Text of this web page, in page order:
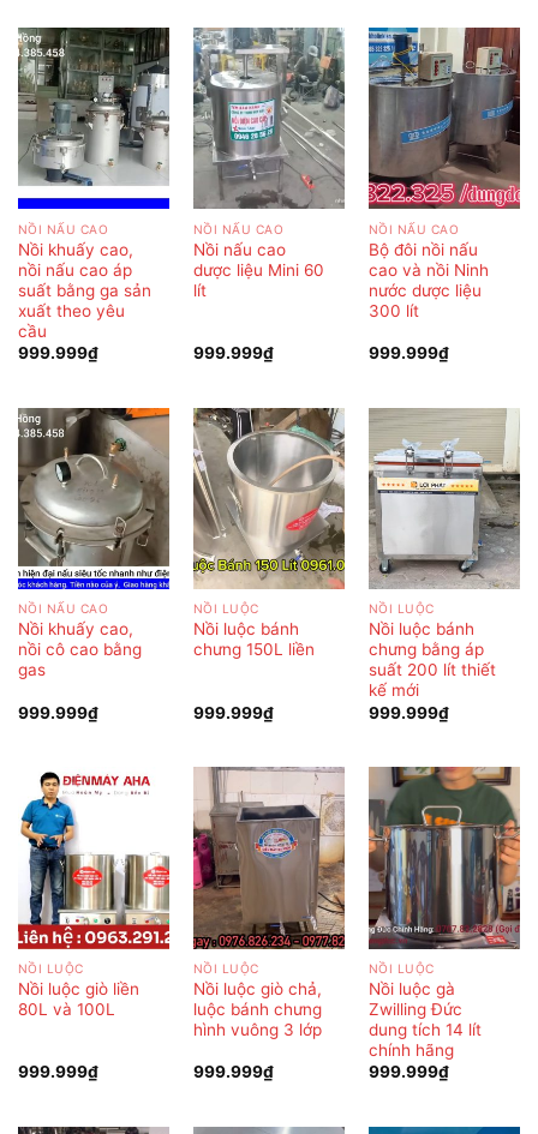
NỒI NẤU CAO
Nồi khuấy cao,
nồi nấu cao áp
suất bằng ga sản
xuất theo yêu
cầu
999.999₫
NỒI NẤU CAO
Nồi nấu cao
dược liệu Mini 60
lít
999.999₫
NỒI NẤU CAO
Bộ đôi nồi nấu
cao và nồi Ninh
nước dược liệu
300 lít
999.999₫
NỒI NẤU CAO
Nồi khuấy cao,
nồi cô cao bằng
gas
999.999₫
NỒI LUỘC
Nồi luộc bánh
chưng 150L liền
999.999₫
NỒI LUỘC
Nồi luộc bánh
chưng bằng áp
suất 200 lít thiết
kế mới
999.999₫
NỒI LUỘC
Nồi luộc giò liền
80L và 100L
999.999₫
NỒI LUỘC
Nồi luộc giò chả,
luộc bánh chưng
hình vuông 3 lớp
999.999₫
NỒI LUỘC
Nồi luộc gà
Zwilling Đức
dung tích 14 lít
chính hãng
999.999₫